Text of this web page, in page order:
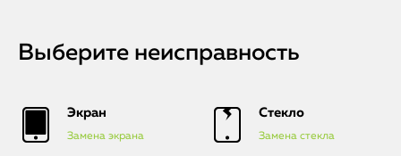
Выберите неисправность
Экран
Замена экрана
Стекло
Замена стекла